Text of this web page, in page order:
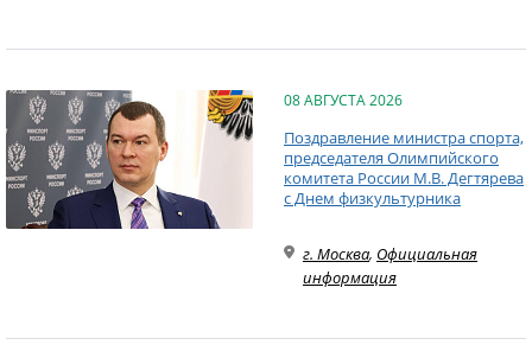
08 АВГУСТА 2026
Поздравление министра спорта,
председателя Олимпийского
комитета России М.В. Дегтярева
с Днем физкультурника
г. Москва, Официальная
информация